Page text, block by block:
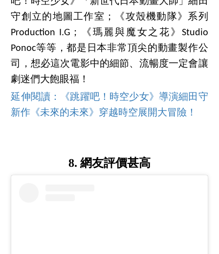
守創立的地圖工作室；《攻殼機動隊》系列
Production I.G；《瑪麗與魔女之花》Studio
Ponoc等等，都是日本非常頂尖的動畫製作公
司，想必這次電影中的細節、流暢度一定會讓
劇迷們大飽眼福！
延伸閱讀：《跳躍吧！時空少女》導演細田守
新作《未來的未來》穿越時空展開大冒險！
8. 網友評價甚高